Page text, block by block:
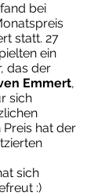
bei
statt. 27
ein
das der
Emmert,
sich
Preis hat der
sich
:)